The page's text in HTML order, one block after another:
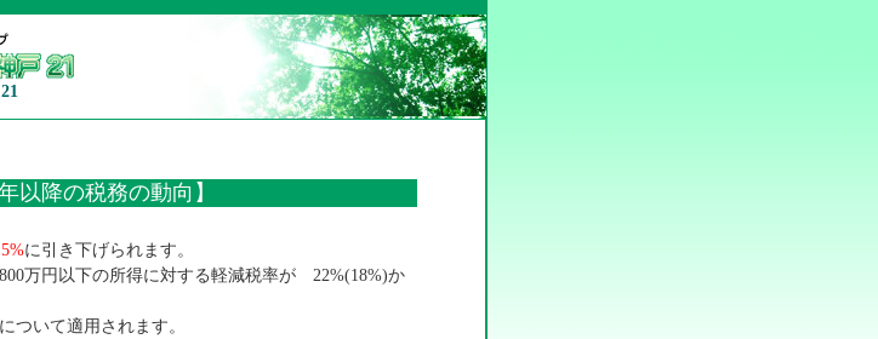
以降の税務の動向】
に引き下げられます。
万円以下の所得に対する軽減税率が 22%(18%)か
ついて適用されます。